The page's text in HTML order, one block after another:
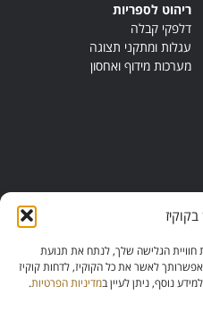
חוויית הגלישה שלך, לנתח את תנועת
לאשר את כל הקוקיז, לדחות קוקיז
נוסף, ניתן לעיין במדיניות הפרטיות.
ריהוט לספריות
דלפקי קבלה
עגלות ומתקני תצוגה
מערכות מידוף ואחסון